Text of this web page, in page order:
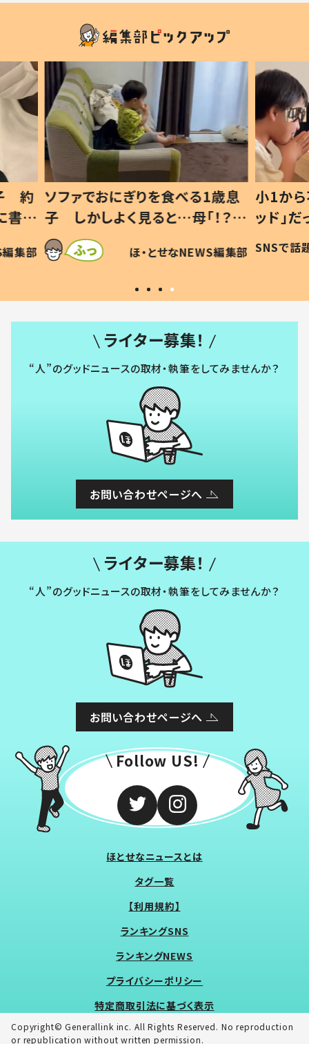
歳息
？」
編集部
小1から不登校、息子は「ギフテ
ッド」だった 父が“ウチ給食”を
作り続ける理由とは #令和の親
#令和の子
SNSで話題 ほ・とせなNEWS編集部
ひ孫
が、抱
「涙
い」
ライター募集！
“人”のグッドニュースの取材・執筆をしてみませんか？
お問い合わせページへ
ライター募集！
“人”のグッドニュースの取材・執筆をしてみませんか？
お問い合わせページへ
Follow US!
ほとせなニュースとは
タグ一覧
【利用規約】
ランキングSNS
ランキングNEWS
プライバシーポリシー
特定商取引法に基づく表示
Copyright© Generallink inc. All Rights Reserved. No reproduction
or republication without written permission.